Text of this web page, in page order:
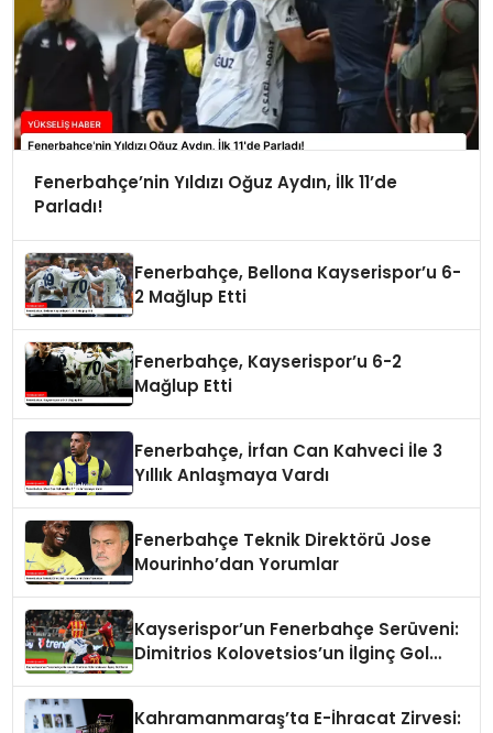
Fenerbahçe’nin Yıldızı Oğuz Aydın, İlk 11’de
Parladı!
Fenerbahçe, Bellona Kayserispor’u 6-
2 Mağlup Etti
Fenerbahçe, Kayserispor’u 6-2
Mağlup Etti
Fenerbahçe, İrfan Can Kahveci İle 3
Yıllık Anlaşmaya Vardı
Fenerbahçe Teknik Direktörü Jose
Mourinho’dan Yorumlar
Kayserispor’un Fenerbahçe Serüveni:
Dimitrios Kolovetsios’un İlginç Gol
Kahramanmaraş’ta E-İhracat Zirvesi: